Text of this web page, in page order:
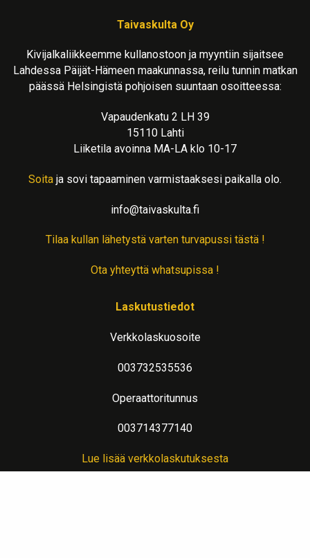
Taivaskulta Oy
Kivijalkaliikkeemme kullanostoon ja myyntiin sijaitsee
Lahdessa Päijät-Hämeen maakunnassa, reilu tunnin matkan
päässä Helsingistä pohjoisen suuntaan osoitteessa:
Vapaudenkatu 2 LH 39
15110 Lahti
Liiketila avoinna MA-LA klo 10-17
Soita ja sovi tapaaminen varmistaaksesi paikalla olo.
info@taivaskulta.fi
Tilaa kullan lähetystä varten turvapussi tästä !
Ota yhteyttä whatsupissa !
Laskutustiedot
Verkkolaskuosoite
003732535536
Operaattoritunnus
003714377140
Lue lisää verkkolaskutuksesta